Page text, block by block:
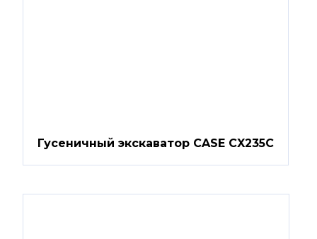
Гусеничный экскаватор CASE CX235C